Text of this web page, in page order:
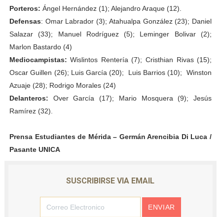
Porteros: Ángel Hernández (1); Alejandro Araque (12).
Defensas: Omar Labrador (3); Atahualpa González (23); Daniel
Salazar (33); Manuel Rodríguez (5); Leminger Bolivar (2);
Marlon Bastardo (4)
Mediocampistas:Wislintos Rentería (7); Cristhian Rivas (15);
Oscar Guillen (26); Luis García (20); Luis Barrios (10); Winston
Azuaje (28); Rodrigo Morales (24)
Delanteros: Over García (17); Mario Mosquera (9); Jesús
Ramírez (32).
Prensa Estudiantes de Mérida – Germán Arencibia Di Luca /
Pasante UNICA
SUSCRIBIRSE VIA EMAIL